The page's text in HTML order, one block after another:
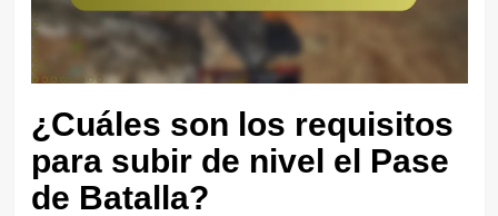
¿Cuáles son los requisitos
para subir de nivel el Pase
de Batalla?